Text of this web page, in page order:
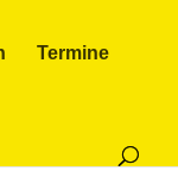
Termine